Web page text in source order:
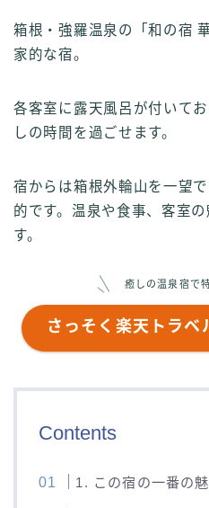
箱根・強羅温泉の「和の宿
家的な宿。
各客室に露天風呂が付いて
しの時間を過ごせます。
宿からは箱根外輪山を一望
的です。温泉や食事、客室
す。
癒しの温泉宿で
さっそく楽天トラベ
Contents
1. この宿の一番の